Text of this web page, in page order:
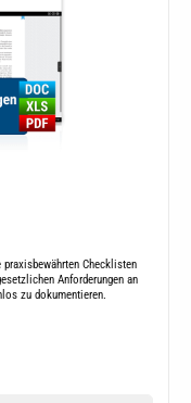
Checklisten
Anforderungen an
zu dokumentieren.